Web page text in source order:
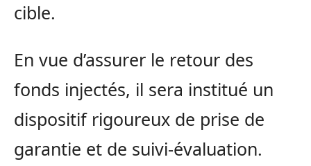
cible.
En vue d’assurer le retour des
fonds injectés, il sera institué un
dispositif rigoureux de prise de
garantie et de suivi-évaluation.